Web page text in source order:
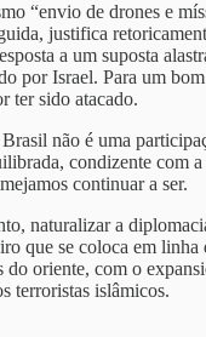
“envio de drones e
justifica
a um suposta
por Israel. Para um
ter sido atacado.
não é uma
condizente com
continuar a ser.
naturalizar a
que se coloca em linha
do oriente, com o
terroristas islâmicos.